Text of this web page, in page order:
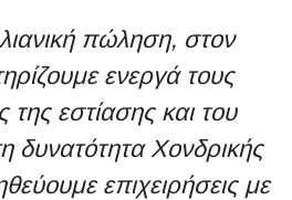
πώληση, στον
ενεργά τους
της εστίασης και του
δυνατότητα Χονδρικής
επιχειρήσεις με